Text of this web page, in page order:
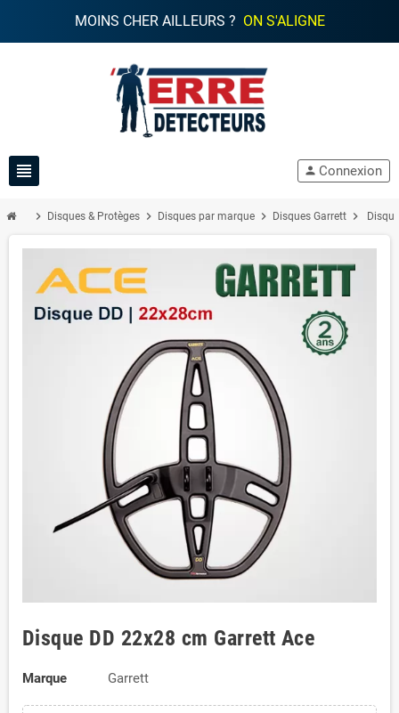
MOINS CHER AILLEURS ? ON S'ALIGNE
view_headline person Connexion
chevron_right Disques & Protèges chevron_right Disques par marque chevron_right Disques Garrett chevron_right
Disque DD 22x28 cm Garrett Ace
Marque Garrett